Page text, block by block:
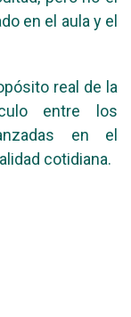
en el aula y el
real de la
entre los
en el
cotidiana.